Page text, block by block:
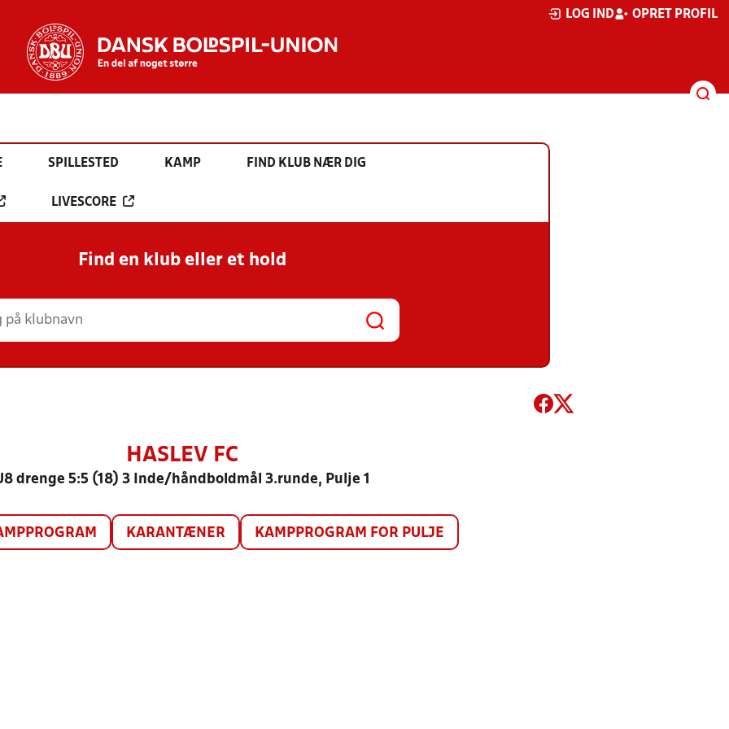
LOG IND OPRET PROFIL
SPILLESTED KAMP FIND KLUB NÆR DIG
LIVESCORE
Find en klub eller et hold
HASLEV FC
drenge 5:5 (18) 3 Inde/håndboldmål 3.runde, Pulje 1
KARANTÆNER KAMPPROGRAM FOR PULJE